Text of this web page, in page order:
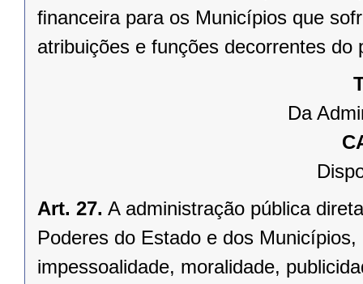
ﬁnanceira para os Municípios que
atribuições e funções decorrentes do
Da
Art. 27. A administração pública
Poderes do Estado e dos
impessoalidade, moralidade,